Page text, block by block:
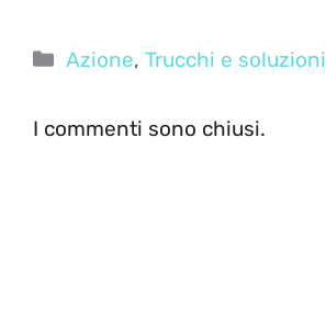
Categorie
Azione,Trucchi e soluzioni
I commenti sono chiusi.